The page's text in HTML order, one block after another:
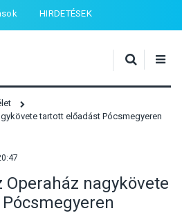
HIRDETÉSEK
tartott előadást Pócsmegyeren
Operaház nagykövete